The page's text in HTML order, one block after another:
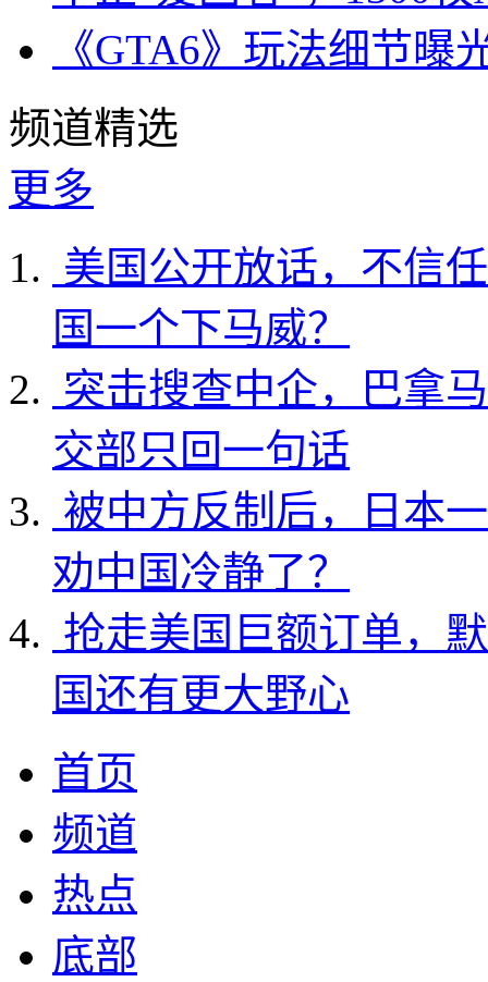
《GTA6》玩法细节
频道精选
更多
美国公开放话，不信
国一个下马威？
突击搜查中企，巴拿
交部只回一句话
被中方反制后，日本
劝中国冷静了？
抢走美国巨额订单，
国还有更大野心
首页
频道
热点
底部